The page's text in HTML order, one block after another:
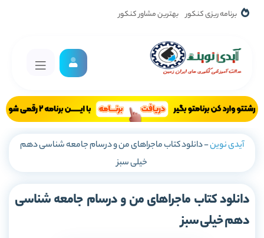
برنامه ریزی کنکور بهترین مشاور کنکور
آیدی نوین-دانلود کتاب ماجراهای من و درسام جامعه شناسی دهم
خیلی سبز
دانلود کتاب ماجراهای من و درسام جامعه شناسی
دهم خیلی سبز